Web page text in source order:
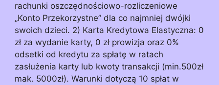
rachunki oszczędnościowo-rozliczeniowe
„Konto Przekorzystne” dla co najmniej dwójki
swoich dzieci. 2) Karta Kredytowa Elastyczna: 0
zł za wydanie karty, 0 zł prowizja oraz 0%
odsetki od kredytu za spłatę w ratach
zasłużenia karty lub kwoty transakcji (min.500zł
mak. 5000zł). Warunki dotyczą 10 spłat w